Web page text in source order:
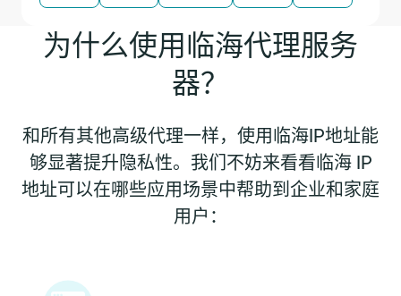
为什么使用临海代理服务
器？
和所有其他高级代理一样，使用临海IP地址能
够显著提升隐私性。我们不妨来看看临海 IP
地址可以在哪些应用场景中帮助到企业和家庭
用户：